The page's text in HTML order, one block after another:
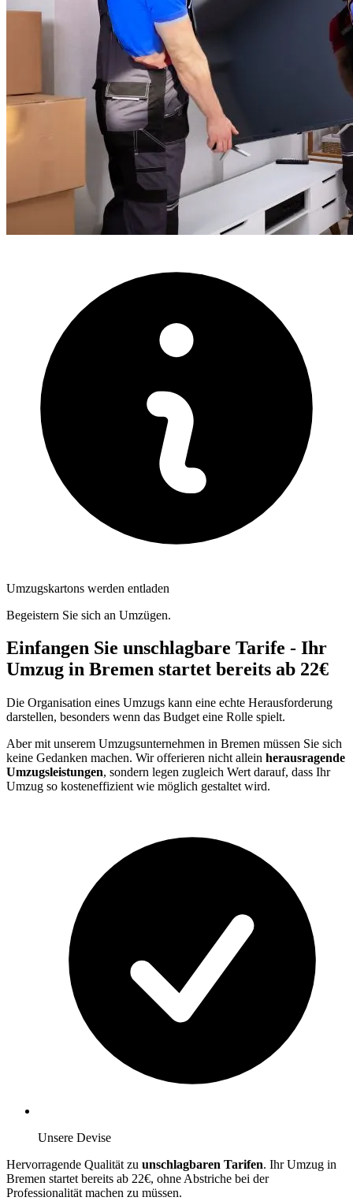
Umzugskartons werden entladen
Begeistern Sie sich an Umzügen.
Einfangen Sie unschlagbare Tarife - Ihr
Umzug in Bremen startet bereits ab 22€
Die Organisation eines Umzugs kann eine echte Herausforderung
darstellen, besonders wenn das Budget eine Rolle spielt.
Aber mit unserem Umzugsunternehmen in Bremen müssen Sie sich
keine Gedanken machen. Wir offerieren nicht allein herausragende
Umzugsleistungen, sondern legen zugleich Wert darauf, dass Ihr
Umzug so kosteneffizient wie möglich gestaltet wird.
Unsere Devise
Hervorragende Qualität zu unschlagbaren Tarifen. Ihr Umzug in
Bremen startet bereits ab 22€, ohne Abstriche bei der
Professionalität machen zu müssen.